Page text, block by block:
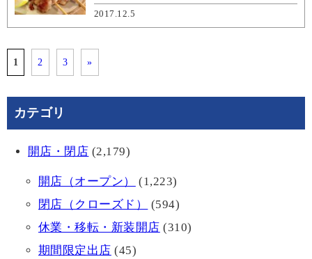
2017.12.5
1 2 3 »
カテゴリ
開店・閉店 (2,179)
開店（オープン）
(1,223)
閉店（クローズド）
(594)
休業・移転・新装開店 (310)
期間限定出店 (45)